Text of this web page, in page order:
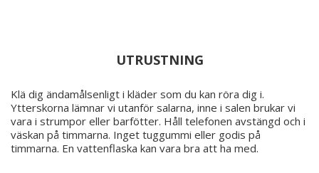
UTRUSTNING
Klä dig ändamålsenligt i kläder som du kan röra dig i.
Ytterskorna lämnar vi utanför salarna, inne i salen brukar vi
vara i strumpor eller barfötter. Håll telefonen avstängd och i
väskan på timmarna. Inget tuggummi eller godis på
timmarna. En vattenflaska kan vara bra att ha med.